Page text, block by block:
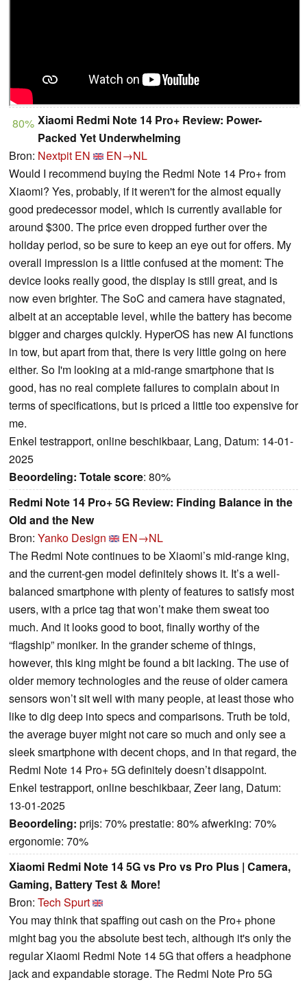
80% Xiaomi Redmi Note 14 Pro+ Review: Power-
Packed Yet Underwhelming
Bron: Nextpit EN
EN→NL
Would I recommend buying the Redmi Note 14 Pro+ from
Xiaomi? Yes, probably, if it weren't for the almost equally
good predecessor model, which is currently available for
around $300. The price even dropped further over the
holiday period, so be sure to keep an eye out for offers. My
overall impression is a little confused at the moment: The
device looks really good, the display is still great, and is
now even brighter. The SoC and camera have stagnated,
albeit at an acceptable level, while the battery has become
bigger and charges quickly. HyperOS has new AI functions
in tow, but apart from that, there is very little going on here
either. So I'm looking at a mid-range smartphone that is
good, has no real complete failures to complain about in
terms of specifications, but is priced a little too expensive for
me.
Enkel testrapport, online beschikbaar, Lang, Datum: 14-01-
2025
Beoordeling: Totale score: 80%
Redmi Note 14 Pro+ 5G Review: Finding Balance in the
Old and the New
Bron: Yanko Design
EN→NL
The Redmi Note continues to be Xiaomi’s mid-range king,
and the current-gen model definitely shows it. It’s a well-
balanced smartphone with plenty of features to satisfy most
users, with a price tag that won’t make them sweat too
much. And it looks good to boot, finally worthy of the
“flagship” moniker. In the grander scheme of things,
however, this king might be found a bit lacking. The use of
older memory technologies and the reuse of older camera
sensors won’t sit well with many people, at least those who
like to dig deep into specs and comparisons. Truth be told,
the average buyer might not care so much and only see a
sleek smartphone with decent chops, and in that regard, the
Redmi Note 14 Pro+ 5G definitely doesn’t disappoint.
Enkel testrapport, online beschikbaar, Zeer lang, Datum:
13-01-2025
Beoordeling: prijs: 70% prestatie: 80% afwerking: 70%
ergonomie: 70%
Xiaomi Redmi Note 14 5G vs Pro vs Pro Plus | Camera,
Gaming, Battery Test & More!
Bron: Tech Spurt
You may think that spaffing out cash on the Pro+ phone
might bag you the absolute best tech, although it's only the
regular Xiaomi Redmi Note 14 5G that offers a headphone
jack and expandable storage. The Redmi Note Pro 5G